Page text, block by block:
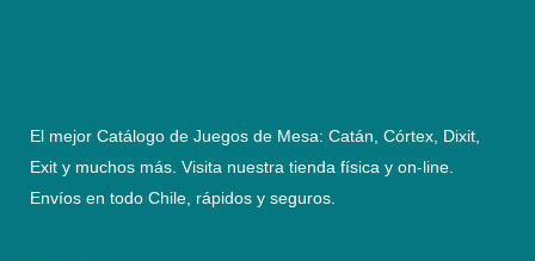
El mejor Catálogo de Juegos de Mesa: Catán, Córtex, Dixit,
Exit y muchos más. Visita nuestra tienda física y on-line.
Envíos en todo Chile, rápidos y seguros.